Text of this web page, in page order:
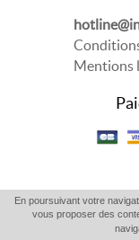
Mentions
En poursuivant votre
vous proposer des